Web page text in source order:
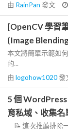
由 RainPan 發文
[OpenCV 學習
(Image
本文將簡單示範如
的...
由 logohow1020發
5 個
育私域、收集
📝 這次推薦排除